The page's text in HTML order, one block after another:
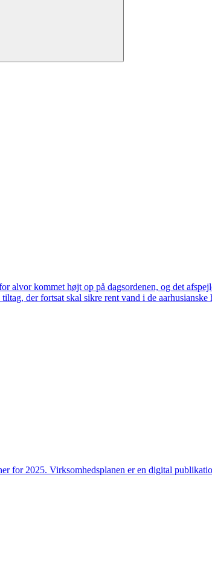
alvor kommet højt op på dagsordenen, og det
der fortsat skal sikre rent vand i de
for 2025. Virksomhedsplanen er en digital